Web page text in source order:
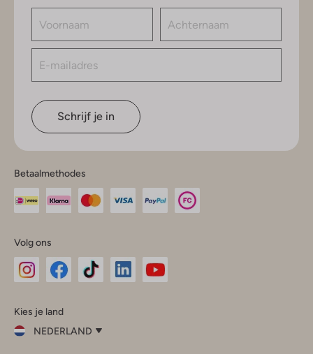
Schrijf je in
Betaalmethodes
Volg ons
InstagramFacebook
Kies je land
NEDERLAND